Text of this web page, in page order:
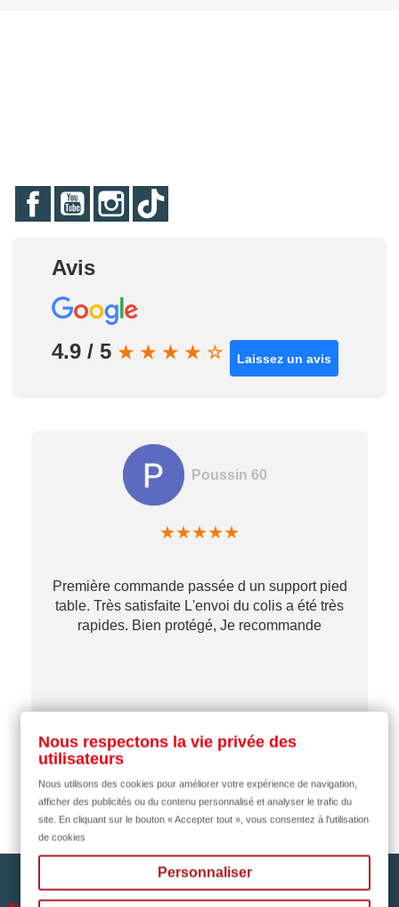
FacebookYouTubeInstagram
Avis
4.9 / 5 ★ ★ ★ ★ ☆ Laissez un avis
Poussin 60
★★★★★
Première commande passée d un support pied
table. Très satisfaite L'envoi du colis a été très
rapides. Bien protégé, Je recommande
Nous respectons la vie privée des
utilisateurs
Nous utilisons des cookies pour améliorer votre expérience de navigation,
afficher des publicités ou du contenu personnalisé et analyser le trafic du
site. En cliquant sur le bouton « Accepter tout », vous consentez à l'utilisation
de cookies
Personnaliser